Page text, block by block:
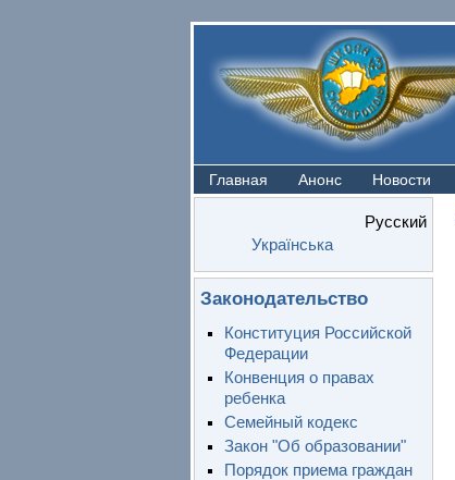
Главная Анонс Новости
Русский
Українська
Законодательство
Конституция Российской
Федерации
Конвенция о правах
ребенка
Семейный кодекс
Закон "Об образовании"
Порядок приема граждан